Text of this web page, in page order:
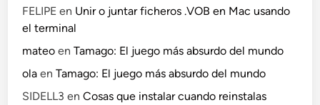
FELIPE en Unir o juntar ficheros .VOB en Mac usando
el terminal
mateo enTamago: El juego más absurdo del mundo
ola enTamago: El juego más absurdo del mundo
SIDELL3 enCosas que instalar cuando reinstalas